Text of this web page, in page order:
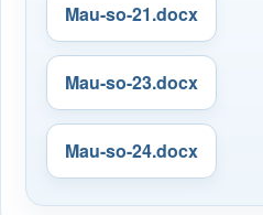
Mau-so-21.docx
Mau-so-23.docx
Mau-so-24.docx